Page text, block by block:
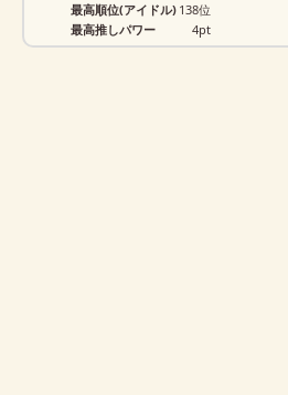
最高順位(アイドル) 138位
最高推しパワー
4pt